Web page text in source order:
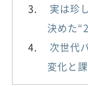
実は珍
決めた
次世代
変化と